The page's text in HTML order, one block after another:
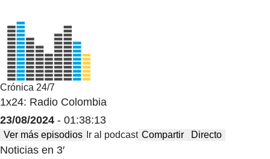
Crónica 24/7
1x24: Radio Colombia
23/08/2024 - 01:38:13
Ver más episodios Ir al podcast Compartir Directo
Noticias en 3′